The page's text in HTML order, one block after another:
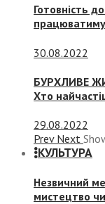
Готовність
30.08.2022
БУРХЛИВЕ
Хто
29.08.2022
Prev Next
КУЛЬТУРА
Незвичний
мистецтво